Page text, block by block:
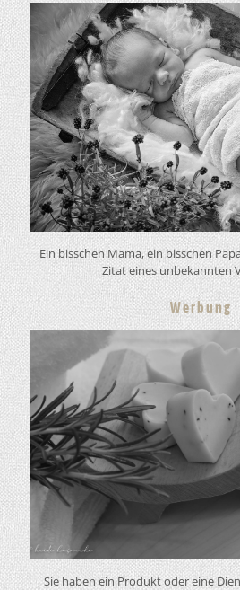
Ein bisschen Mama, ein bisschen
Zitat eines unbekannten
Werbung
Sie haben ein Produkt oder eine